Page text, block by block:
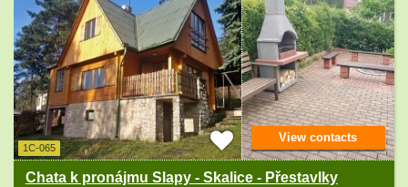
1C-065
Chata k pronájmu Slapy - Skalice - Přestavlky
View contacts